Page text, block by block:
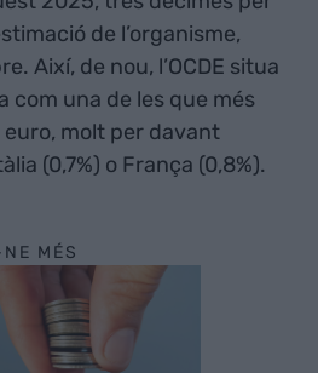
de l’organisme,
Així, de nou, l’OCDE situa
com una de les que més
molt per davant
(0,7%) o França (0,8%).
MÉS